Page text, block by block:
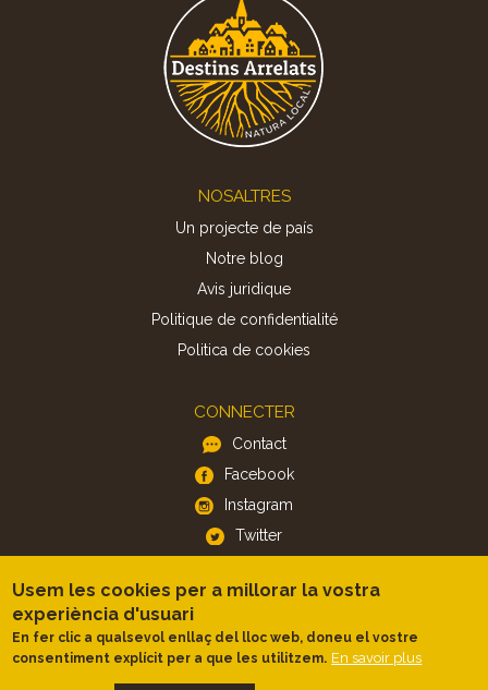
NOSALTRES
Un projecte de país
Notre blog
Avis juridique
Politique de confidentialité
Politica de cookies
CONNECTER
Contact
Facebook
Instagram
Twitter
APP
iOS
Android
Usem les cookies per a millorar la vostra
experiència d'usuari
En fer clic a qualsevol enllaç del lloc web, doneu el vostre
consentiment explícit per a que les utilitzem. En savoir plus